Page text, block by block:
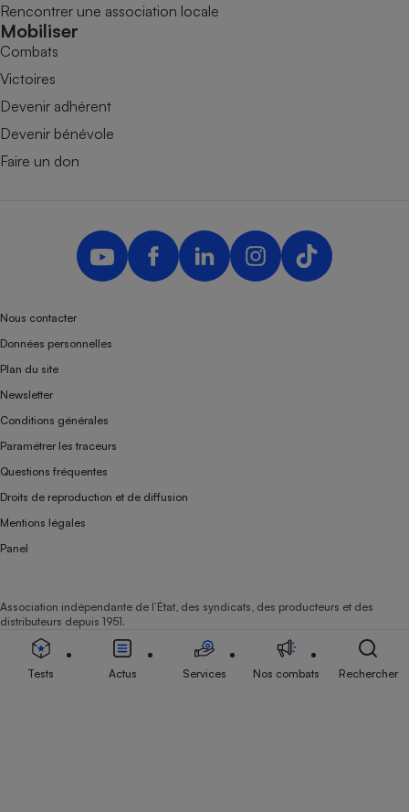
Rencontrer une association locale
Mobiliser
Combats
Victoires
Devenir adhérent
Devenir bénévole
Faire un don
Nous contacter
Données personnelles
Plan du site
Newsletter
Conditions générales
Paramétrer les traceurs
Questions fréquentes
Droits de reproduction et de diffusion
Mentions légales
Panel
Association indépendante de l’État, des syndicats, des producteurs et des
distributeurs depuis 1951.
Tests Actus Services Nos combats Rechercher